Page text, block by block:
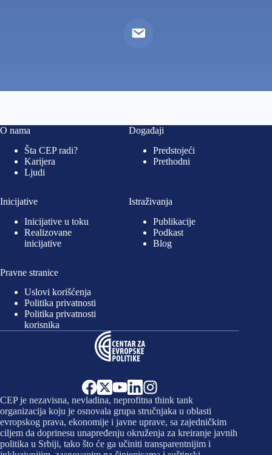
O nama
Šta CEP radi?
Karijera
Ljudi
Događaji
Predstojeći
Prethodni
Inicijative
Inicijative u toku
Realizovane
inicijative
Istraživanja
Publikacije
Podkast
Blog
Pravne stranice
Uslovi korišćenja
Politika privatnosti
Politika privatnosti
korisnika
CEP je nezavisna, nevladina, neprofitna think tank
organizacija koju je osnovala grupa stručnjaka u oblasti
evropskog prava, ekonomije i javne uprave, sa zajedničkim
ciljem da doprinesu unapređenju okruženja za kreiranje javnih
politika u Srbiji, tako što će ga učiniti transparentnijim i